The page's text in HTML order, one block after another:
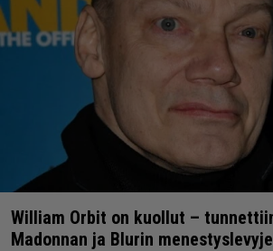
William Orbit on kuollut –
Madonnan ja Blurin